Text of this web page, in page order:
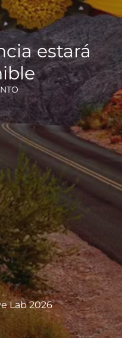
estará
Lab 2026